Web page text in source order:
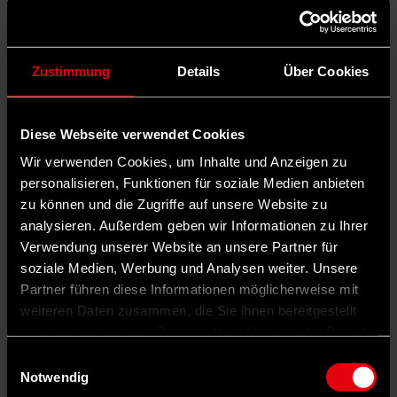
Zustimmung Details Über Cookies
Diese Webseite verwendet Cookies
Wir verwenden Cookies, um Inhalte und Anzeigen zu
personalisieren, Funktionen für soziale Medien anbieten
zu können und die Zugriffe auf unsere Website zu
analysieren. Außerdem geben wir Informationen zu Ihrer
Verwendung unserer Website an unsere Partner für
soziale Medien, Werbung und Analysen weiter. Unsere
Partner führen diese Informationen möglicherweise mit
weiteren Daten zusammen, die Sie ihnen bereitgestellt
Notwendig
Auf X teilen
Teilen Dark Mode
Jugendlichen in Bad Segeberg. Und als solcher hat er viel zu tun.
„Das Jugendzentrum sollte geschlossen werden, das haben wir